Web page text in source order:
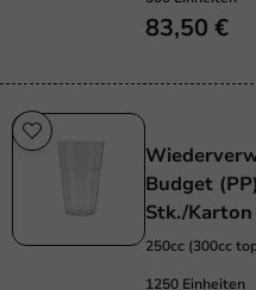
83,50 €
Budget
Stk./Karton
250cc (300cc
1250 Einheiten